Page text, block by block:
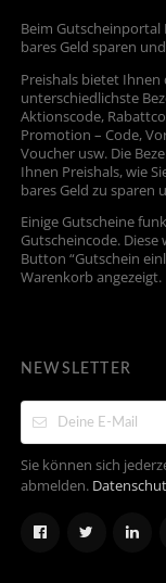
Beim Gutscheinportal
bares Geld sparen
Preishals bietet
unterschiedlichste
Aktionscode,
Promotion – Code,
Voucher usw. Die
Ihnen Preishals, wie
bares Geld zu sparen
Einige Gutscheine
Gutscheincode.
Button “Gutschein
Warenkorb angezeigt.
NEWSLETTER
Sie können sich
abmelden.